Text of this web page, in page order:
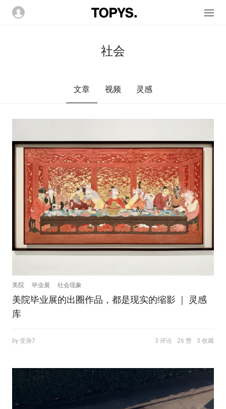
社会
文章 视频 灵感
美院 毕业展 社会现象
美院毕业展的出圈作品，都是现实的缩影 ｜ 灵感
库
by 变身7 3 评论 26 赞 3 收藏